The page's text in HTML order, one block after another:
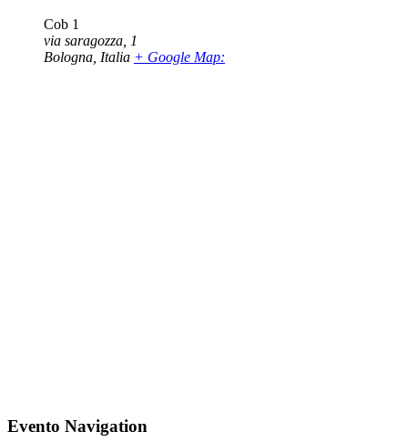
Cob 1
via saragozza, 1
Bologna Italia + Google Map:
Evento Navigation